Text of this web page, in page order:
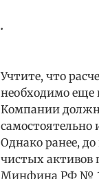
.
Учтите, что
необходимо еще
Компании
самостоятельно
Однако ранее,
чистых активов
Минфина РФ №